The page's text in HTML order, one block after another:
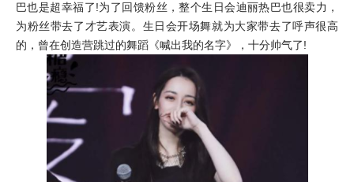
巴也是超幸福了!为了回馈粉丝，整个生日会迪丽热巴也很卖力，
为粉丝带去了才艺表演。生日会开场舞就为大家带去了呼声很高
的，曾在创造营跳过的舞蹈《喊出我的名字》，十分帅气了!